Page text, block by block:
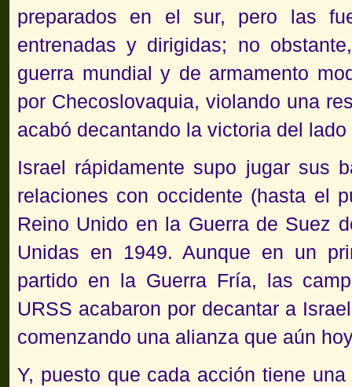
preparados en el sur, pero las
entrenadas y dirigidas; no
guerra mundial y de armamento
por Checoslovaquia, violando una
acabó decantando la victoria del
Israel rápidamente supo jugar sus
relaciones con occidente (hasta el
Reino Unido en la Guerra de Suez
Unidas en 1949. Aunque en un
partido en la Guerra Fría, las
URSS acabaron por decantar a
comenzando una alianza que aún
Y, puesto que cada acción tiene